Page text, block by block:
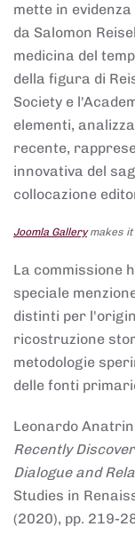
mette in
da Salomon
medicina del
della figura di
Society e
elementi,
recente,
innovativa del
collocazione
Joomla Gallerymakes it
La commissione
speciale
distinti per
ricostruzione
metodologie
delle fonti
Leonardo
Recently
Dialogue and
Studies in
(2020), pp. 219-